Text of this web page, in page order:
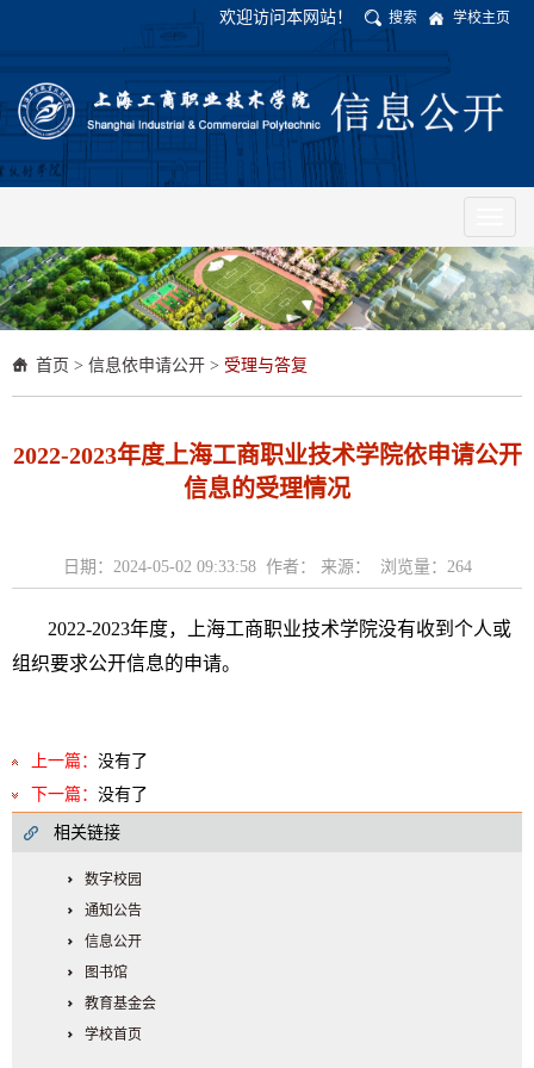
欢迎访问本网站！ 搜索 学校主页
首页 > 信息依申请公开 > 受理与答复
2022-2023年度上海工商职业技术学院依申请公开
信息的受理情况
日期：2024-05-02 09:33:58 作者： 来源： 浏览量： 264
2022-2023年度，上海工商职业技术学院没有收到个人或
组织要求公开信息的申请。
上一篇： 没有了
下一篇： 没有了
相关链接
数字校园
通知公告
信息公开
图书馆
教育基金会
学校首页